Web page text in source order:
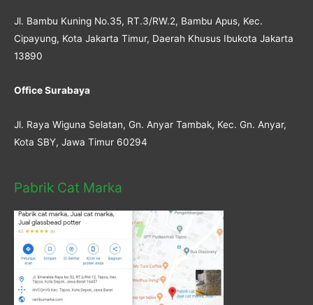
Jl. Bambu Kuning No.35, RT.3/RW.2, Bambu Apus, Kec.
Cipayung, Kota Jakarta Timur, Daerah Khusus Ibukota Jakarta
13890
Office Surabaya
Jl. Raya Wiguna Selatan, Gn. Anyar Tambak, Kec. Gn. Anyar,
Kota SBY, Jawa Timur 60294
Pabrik Cat Marka